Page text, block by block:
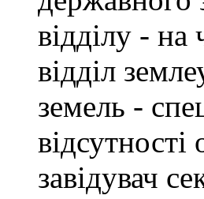
відділу - на
відділ
земель -
завідувач